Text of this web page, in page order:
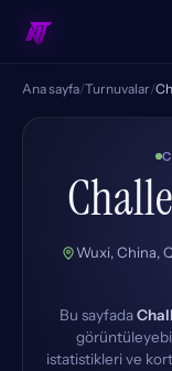
Ana sayfa/Turnuvalar/
Wuxi, China,
Bu sayfada
istatistikleri ve